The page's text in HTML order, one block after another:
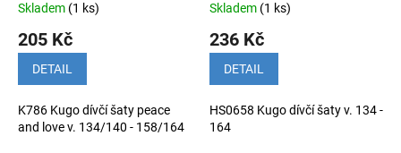
Skladem (1 ks)
205 Kč
DETAIL
K786 Kugo dívčí šaty peace
and love v. 134/140 - 158/164
Skladem (1 ks)
236 Kč
DETAIL
HS0658 Kugo dívčí šaty v. 134 -
164